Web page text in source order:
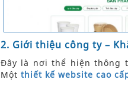
2. Giới thiệu công ty –
Đây là nơi thể hiện thông
Một thiết kế website cao